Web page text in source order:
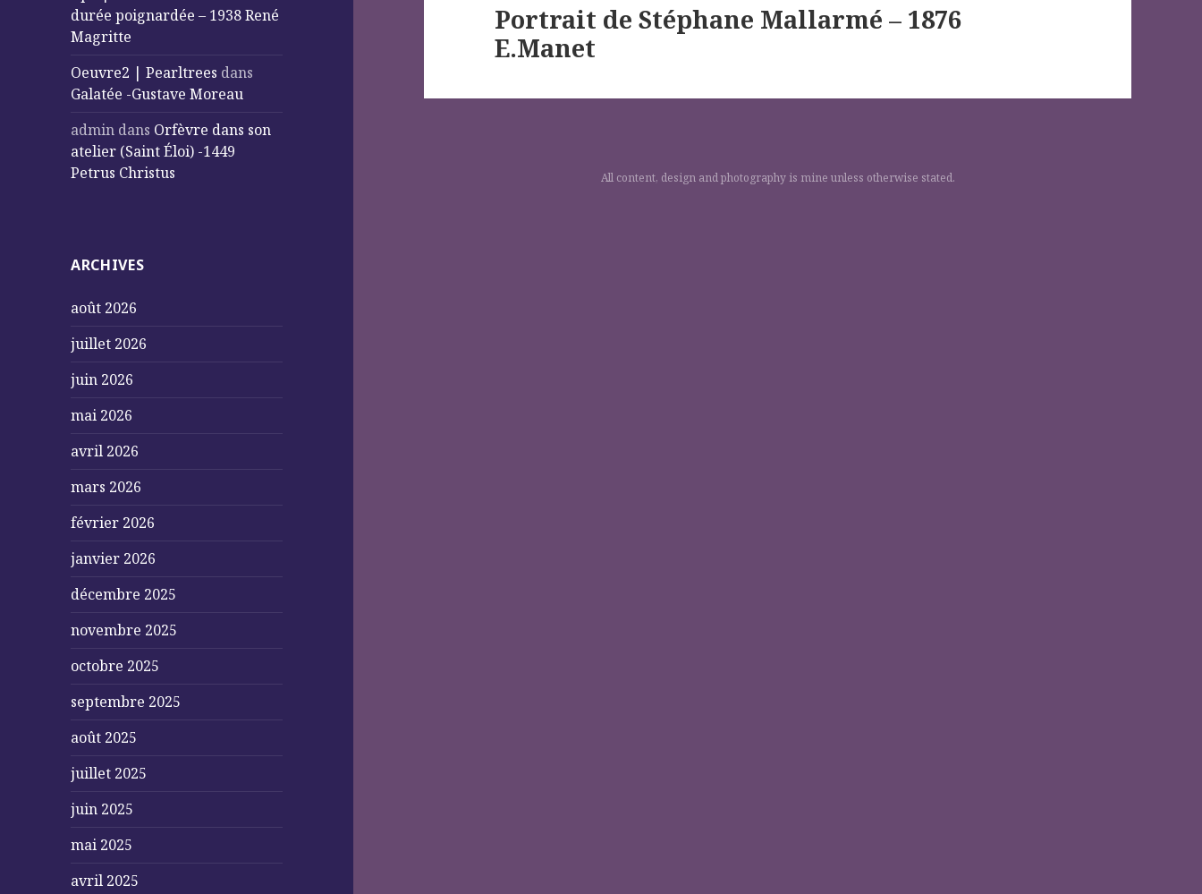
durée poignardée – 1938 René
Magritte
Oeuvre2 | Pearltrees dans
Galatée -Gustave Moreau
admin dans Orfèvre dans son
atelier (Saint Éloi) -1449
Petrus Christus
ARCHIVES
août 2026
juillet 2026
juin 2026
mai 2026
avril 2026
mars 2026
février 2026
janvier 2026
décembre 2025
novembre 2025
octobre 2025
septembre 2025
août 2025
juillet 2025
juin 2025
mai 2025
avril 2025
Next
post:
Portrait de Stéphane Mallarmé – 1876
E.Manet
All content, design and photography is mine unless otherwise stated.